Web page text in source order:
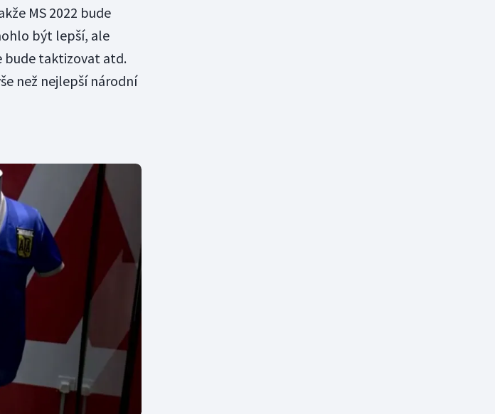
MS 2022 bude
být lepší, ale
bude taktizovat atd.
než nejlepší národní